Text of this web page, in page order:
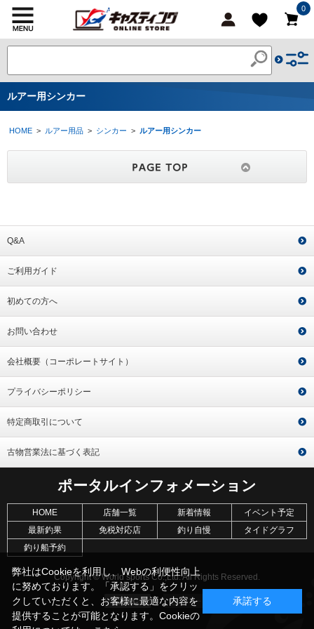
0
ルアー用シンカー
HOME > ルアー用品 > シンカー > ルアー用シンカー
Q&A
ご利用ガイド
初めての方へ
お問い合わせ
会社概要（コーポレートサイト）
プライバシーポリシー
特定商取引について
古物営業法に基づく表記
ポータルインフォメーション
HOME 店舗一覧 新着情報
イベント予定
最新釣果
免税対応店 釣り自慢
タイドグラフ
釣り船予約
Copyright © World sports Co.,Ltd. All Rights Reserved.
弊社はCookieを利用し、Webの利便性向上
に努めております。「承認する」をクリッ
クしていただくと、お客様に最適な内容を
提供することが可能となります。Cookieの
承諾する